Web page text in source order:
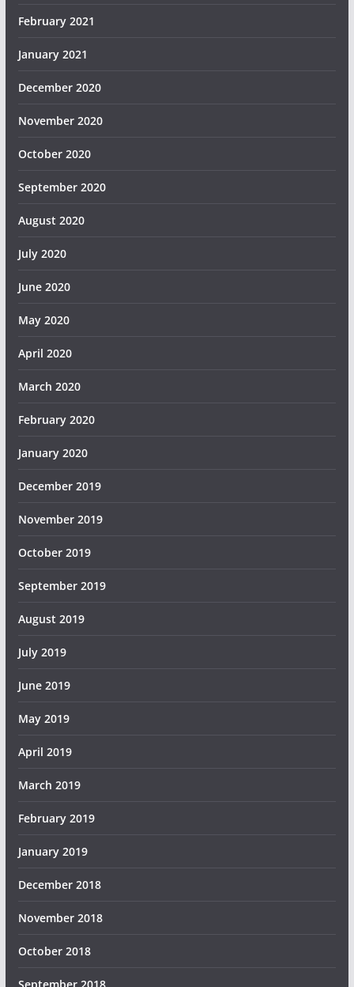
February 2021
January 2021
December 2020
November 2020
October 2020
September 2020
August 2020
July 2020
June 2020
May 2020
April 2020
March 2020
February 2020
January 2020
December 2019
November 2019
October 2019
September 2019
August 2019
July 2019
June 2019
May 2019
April 2019
March 2019
February 2019
January 2019
December 2018
November 2018
October 2018